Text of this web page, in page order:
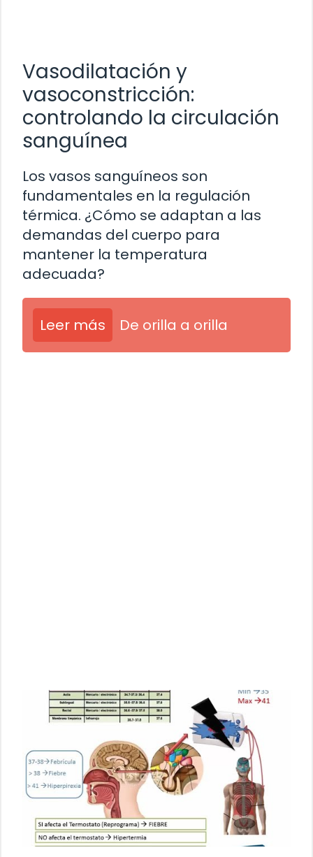
Vasodilatación y
vasoconstricción:
controlando la circulación
sanguínea
Los vasos sanguíneos son
fundamentales en la regulación
térmica. ¿Cómo se adaptan a las
demandas del cuerpo para
mantener la temperatura
adecuada?
Leer más De orilla a orilla